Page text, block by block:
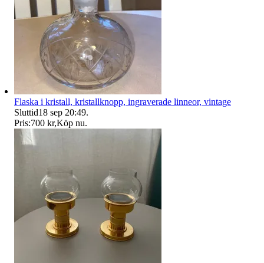
Flaska i kristall, kristallknopp, ingraverade linneor, vintage
Sluttid18 sep 20:49.
Pris:700 kr,Köp nu.